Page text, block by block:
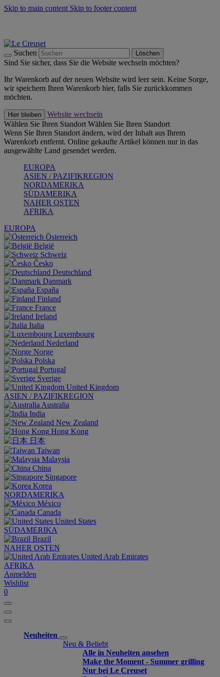
Skip to main content Skip to footer content
Suchen Löschen
Sind Sie sicher, dass Sie die Website wechseln möchten?
Ihr Warenkorb auf der neuen Website wird leer sein. Keine Sorge,
wir speichern Ihren Warenkorb hier, falls Sie zurückkommen
möchten.
Hier bleiben
Website wechseln
Wählen Sie Ihren Standort Wählen Sie Ihren Standort
Wenn Sie Ihren Standort ändern, wird der Inhalt aus Ihrem
Warenkorb entfernt. Online gekaufte Artikel können nur in das
ausgewählte Land gesendet werden.
EUROPA
ASIEN / PAZIFIKREGION
NORDAMERIKA
SÜDAMERIKA
NAHER OSTEN
AFRIKA
EUROPA
Österreich
België
Schweiz
Česko
Deutschland
Danmark
España
Finland
France
Ireland
Italia
Luxembourg
Nederland
Norge
Polska
Portugal
Sverige
United Kingdom
ASIEN / PAZIFIKREGION
Australia
India
New Zealand
Hong Kong
日本
Taiwan
Malaysia
China
Singapore
Korea
NORDAMERIKA
México
Canada
United States
SÜDAMERIKA
Brazil
NAHER OSTEN
United Arab Emirates
AFRIKA
Anmelden
Wishlist
0
Neuheiten
Neu & Beliebt
Alle in Neuheiten ansehen
Make the Moment - Summer grilling
Nur bei Le Creuset